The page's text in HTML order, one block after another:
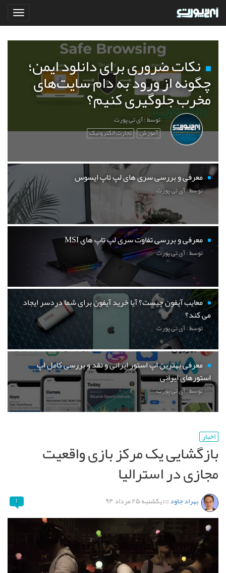
نکات ضروری برای دانلود ایمن؛
چگونه از ورود به دام سایت‌های
مخرب جلوگیری کنیم؟
توسط : آی تی پورت
آموزش تجارت الکترونیک
معرفی و بررسی سری های لپ تاپ ایسوس
توسط : آی تی پورت
معرفی و بررسی تفاوت سری لپ تاپ های MSI
توسط : آی تی پورت
معایب آیفون چیست؟ آیا خرید آیفون برای شما دردسر ایجاد
می کند؟
توسط : آی تی پورت
معرفی بهترین اپ استور ایرانی و نقد و بررسی کامل اپ
استورهای ایرانی
توسط : آی تی پورت
اخبار
بازگشایی یک مرکز بازی واقعیت
مجازی در استرالیا
بهراد جاود:::یکشنبه ۲۵ مرداد ۹۴ ۱